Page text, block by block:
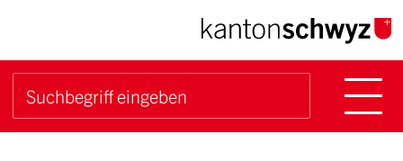
Navigieren im Kanton
Schnellnavigation
Suchbegriff